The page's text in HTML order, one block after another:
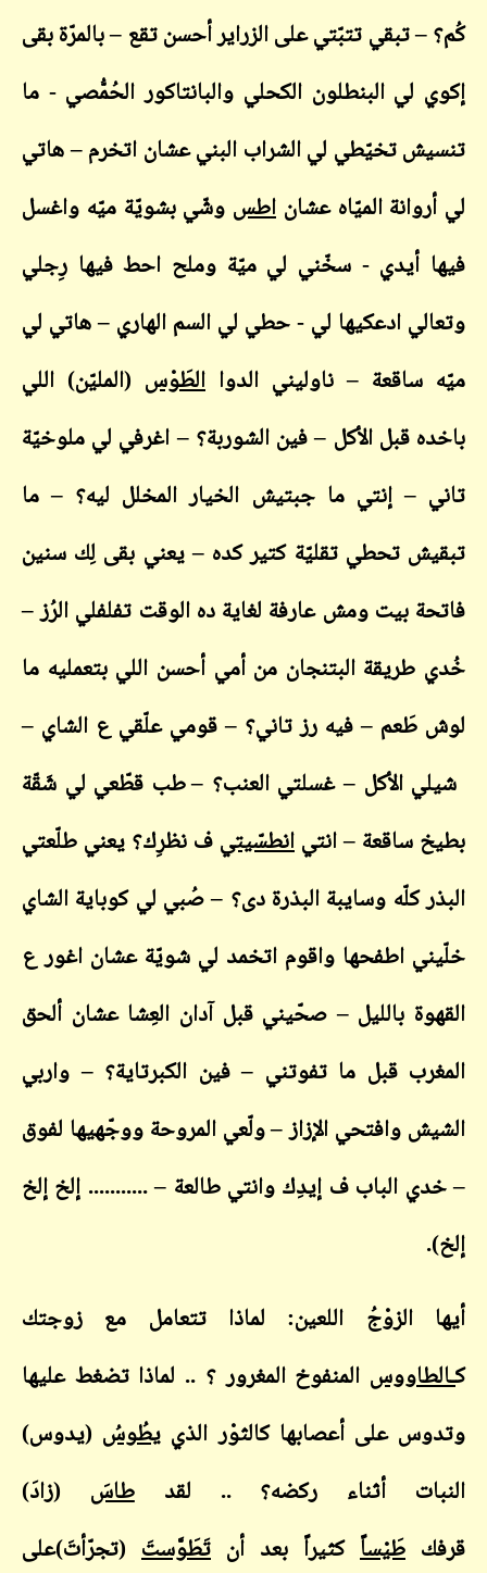
كُم؟ – تبقي تتبّتي على الزراير أحسن تقع – بالمرّة بقى
إكوي لي البنطلون الكحلي والبانتاكور الحُمُّصي - ما
تنسيش تخيّطي لي الشراب البني عشان اتخرم – هاتي
لي أروانة الميّاه عشان اطس وشّي بشويّة ميّه واغسل
فيها أيدي - سخّني لي ميّة وملح احط فيها رِجلي
وتعالي ادعكيها لي - حطي لي السم الهاري – هاتي لي
ميّه ساقعة – ناوليني الدوا الطَوْس (المليّن) اللي
باخده قبل الأكل – فين الشوربة؟ – اغرفي لي ملوخيّة
تاني – إنتي ما جبتيش الخيار المخلل ليه؟ – ما
تبقيش تحطي تقليّة كتير كده – يعني بقى لِك سنين
فاتحة بيت ومش عارفة لغاية ده الوقت تفلفلي الرُز –
خُدي طريقة البتنجان من أمي أحسن اللي بتعمليه ما
لوش طَعم – فيه رز تاني؟ –قومي علّقي ع الشاي –
شيلي الأكل – غسلتي العنب؟ –طب قطّعي لي شَقّة
بطيخ ساقعة – انتيانطسّيتيف نظرِك؟ يعني طلّعتي
البذر كلّه وسايبة البذرة دى؟ –صُبي لي كوباية الشاي
خلّيني اطفحها واقوم اتخمد لي شويّة عشان اغور ع
القهوة بالليل – صحّيني قبل آدان العِشا عشان ألحق
المغرب قبل ما تفوتني – فين الكبرتاية؟– واربي
الشيش وافتحي الإزاز – ولّعي المروحة ووجّهيها لفوق
– خدي الباب ف إيدِك وانتي طالعة –........... إلخ إلخ
إلخ).
أيها الزوْجُ اللعين: لماذا تتعامل مع زوجتك
كـالطاووس المنفوخ المغرور ؟ .. لماذا تضغط عليها
وتدوس على أعصابها كالثوْر الذي يطُوسُ (يدوس)
النبات أثناء ركضه؟ .. لقدطاسَ (زادَ)
قرفك طَيْساً كثيراً بعد أن تَطَوَّستَ (تجرّأتَ)على